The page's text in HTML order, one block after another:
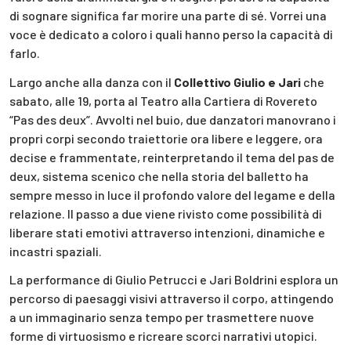
di sognare significa far morire una parte di sé. Vorrei una
voce è dedicato a coloro i quali hanno perso la capacità di
farlo.
Largo anche alla danza con il Collettivo Giulio e Jari che
sabato, alle 19, porta al Teatro alla Cartiera di Rovereto
“Pas des deux”. Avvolti nel buio, due danzatori manovrano i
propri corpi secondo traiettorie ora libere e leggere, ora
decise e frammentate, reinterpretando il tema del pas de
deux, sistema scenico che nella storia del balletto ha
sempre messo in luce il profondo valore del legame e della
relazione. Il passo a due viene rivisto come possibilità di
liberare stati emotivi attraverso intenzioni, dinamiche e
incastri spaziali.
La performance di Giulio Petrucci e Jari Boldrini esplora un
percorso di paesaggi visivi attraverso il corpo, attingendo
a un immaginario senza tempo per trasmettere nuove
forme di virtuosismo e ricreare scorci narrativi utopici.